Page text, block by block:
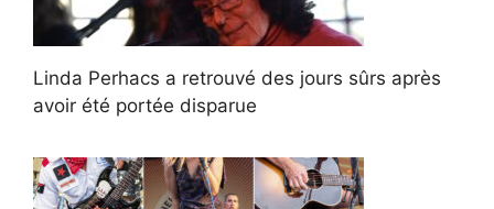
Linda Perhacs a retrouvé des jours sûrs après
avoir été portée disparue